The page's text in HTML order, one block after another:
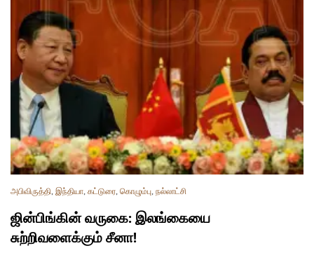
அபிவிருத்தி, இந்தியா, கட்டுரை, கொழும்பு, நல்லாட்சி
ஜின்பிங்கின் வருகை: இலங்கையை
சுற்றிவளைக்கும் சீனா!